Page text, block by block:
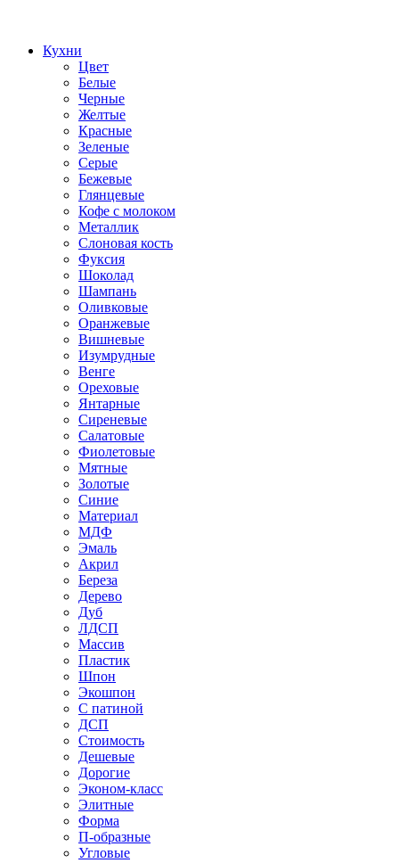
Кухни
Цвет
Белые
Черные
Желтые
Красные
Зеленые
Серые
Бежевые
Глянцевые
Кофе с молоком
Металлик
Слоновая кость
Фуксия
Шоколад
Шампань
Оливковые
Оранжевые
Вишневые
Изумрудные
Венге
Ореховые
Янтарные
Сиреневые
Салатовые
Фиолетовые
Мятные
Золотые
Синие
Материал
МДФ
Эмаль
Акрил
Береза
Дерево
Дуб
ЛДСП
Массив
Пластик
Шпон
Экошпон
С патиной
ДСП
Стоимость
Дешевые
Дорогие
Эконом-класс
Элитные
Форма
П-образные
Угловые